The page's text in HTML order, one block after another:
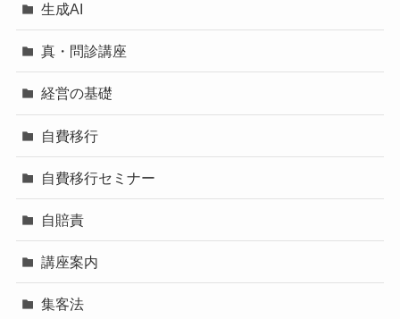
生成AI
真・問診講座
経営の基礎
自費移行
自費移行セミナー
自賠責
講座案内
集客法